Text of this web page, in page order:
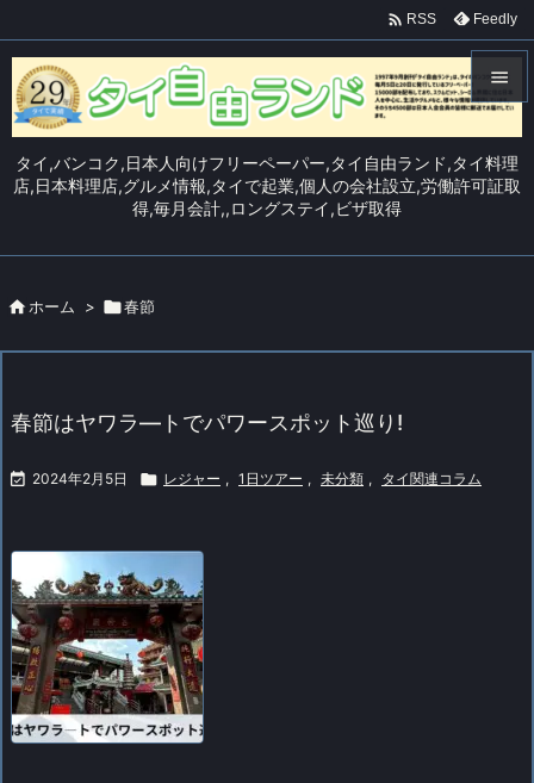
タイ,バンコク,日本人向けフリーペーパー,タイ自由ランド,タイ料理
店,日本料理店,グルメ情報,タイで起業,個人の会社設立,労働許可証取
得,毎月会計,,ロングステイ,ビザ取得

メニュ


 RSS Feedly
 ホーム > 春節
春節はヤワラ―トでパワースポット巡り!
 2024年2月5日  レジャー , 1日ツアー , 未分類 , タイ関連コラム